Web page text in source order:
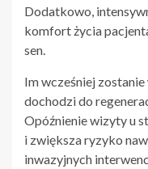
Dodatkowo,
komfort życia
sen.
Im wcześniej
dochodzi do
Opóźnienie wizyty u
i zwiększa ryzyko
inwazyjnych